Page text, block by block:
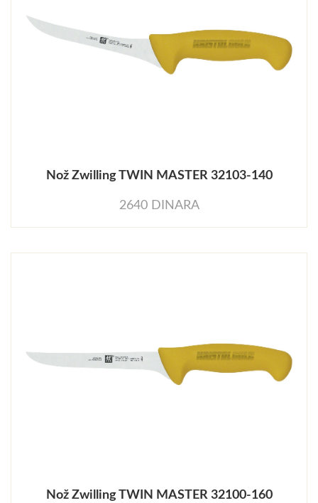
Nož Zwilling TWIN MASTER 32103-140
2640 DINARA
Nož Zwilling TWIN MASTER 32100-160